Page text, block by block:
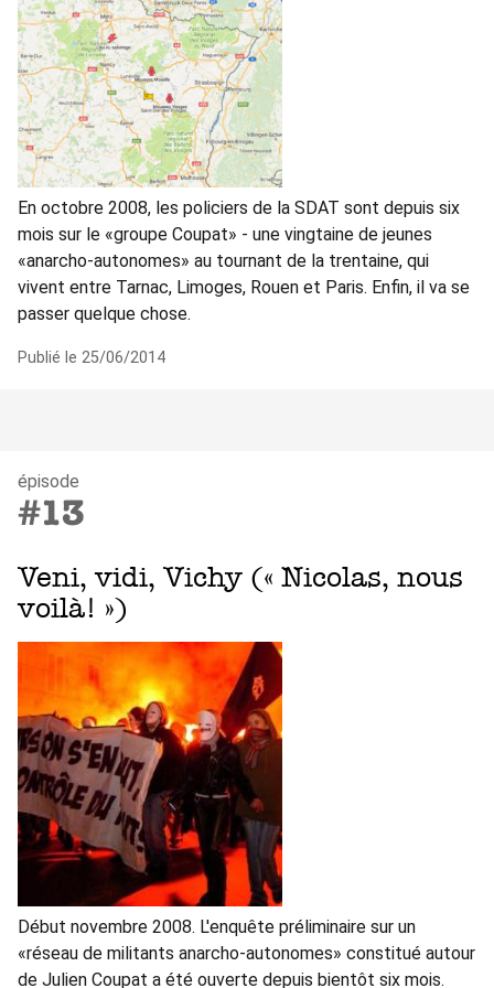
En octobre 2008, les policiers de la SDAT sont depuis six
mois sur le «groupe Coupat» - une vingtaine de jeunes
«anarcho-autonomes» au tournant de la trentaine, qui
vivent entre Tarnac, Limoges, Rouen et Paris. Enfin, il va se
passer quelque chose.
Publié le 25/06/2014
épisode
#13
Veni, vidi, Vichy (« Nicolas, nous
voilà! »)
Début novembre 2008. L'enquête préliminaire sur un
«réseau de militants anarcho-autonomes» constitué autour
de Julien Coupat a été ouverte depuis bientôt six mois.